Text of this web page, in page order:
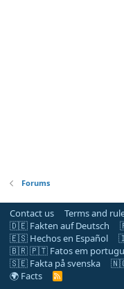
Forums
Contact us Terms and
🇩🇪 Fakten auf Deutsch
🇪🇸 Hechos en Español
🇧🇷 🇵🇹 Fatos em
🇸🇪 Fakta på svenska
🌍 Facts
R